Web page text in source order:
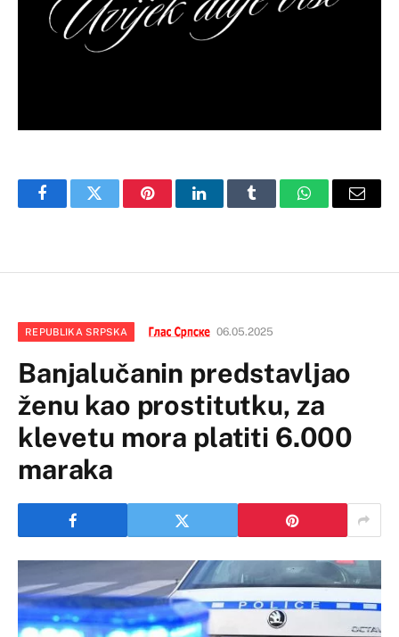
FacebookTwitter PinterestLinkedInTumblr WhatsAppEmail
REPUBLIKA SRPSKA 06.05.2025
Banjalučanin predstavljao
ženu kao prostitutku, za
klevetu mora platiti 6.000
maraka